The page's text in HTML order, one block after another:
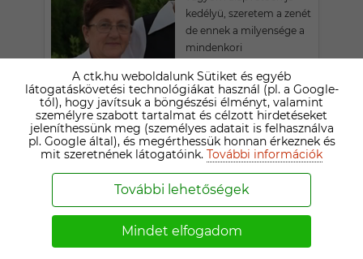
kedélyü, szeretem a zenét
de ennek a milyensége a
mindenkori
operett a nyerő. Aki
megismert azok szerint
szórakoztató vagyok, csak
nehezen barátkozom. Az
emberek viselkedése
1 2 3 4 5 6 7
A ctk.hu weboldalunk Sütiket és egyéb
látogatáskövetési technológiákat használ (pl. a Google-
tól), hogy javítsuk a böngészési élményt, valamint
személyre szabott tartalmat és célzott hirdetéseket
jeleníthessünk meg (személyes adatait is felhasználva
pl. Google által), és megérthessük honnan érkeznek és
mit szeretnének látogatóink. További információk
További lehetőségek
Mindet elfogadom